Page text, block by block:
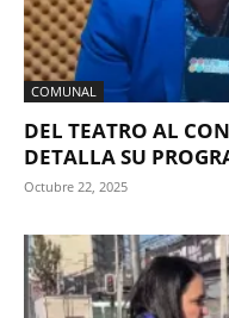
COMUNAL
DEL TEATRO AL
DETALLA SU
Octubre 22, 2025